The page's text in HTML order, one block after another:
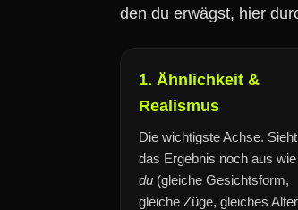
den du erwägst, hier
1. Ähnlichkeit &
Realismus
Die wichtigste Achse. Sieht
das Ergebnis noch aus wie
du (gleiche Gesichtsform,
gleiche Züge, gleiches